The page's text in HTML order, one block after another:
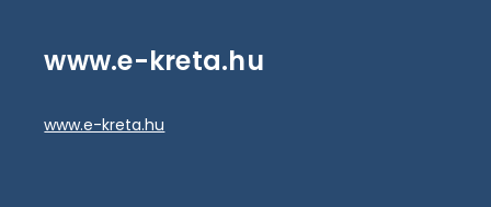
www.e-kreta.hu
www.e-kreta.hu